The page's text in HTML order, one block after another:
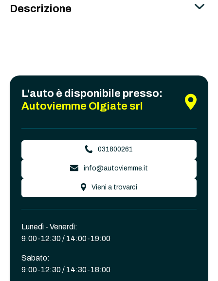
Descrizione
L'auto è disponibile presso:
Autoviemme Olgiate srl
031800261
info@autoviemme.it
Vieni a trovarci
Lunedì - Venerdì:
9:00-12:30 / 14:00-19:00
Sabato:
9:00-12:30 / 14:30-18:00